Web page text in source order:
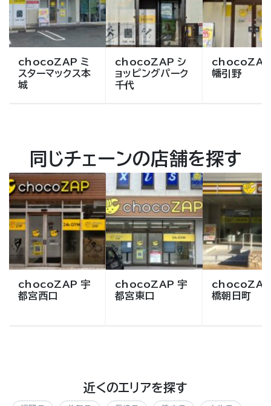
chocoZAP ミ
スターマックス本
城
chocoZAP シ
ョッピングパーク
千代
chocoZAP
幡引野
同じチェーンの店舗を探す
chocoZAP 宇
都宮西口
chocoZAP 宇
都宮東口
chocoZAP
橋朝日町
近くのエリアを探す